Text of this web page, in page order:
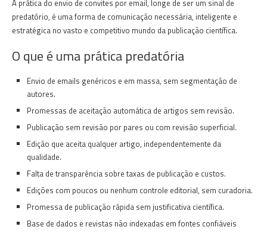
A prática do envio de convites por email, longe de ser um sinal de
predatório, é uma forma de comunicação necessária, inteligente e
estratégica no vasto e competitivo mundo da publicação científica.
O que é uma prática predatória
Envio de emails genéricos e em massa, sem segmentação de
autores.
Promessas de aceitação automática de artigos sem revisão.
Publicação sem revisão por pares ou com revisão superficial.
Edição que aceita qualquer artigo, independentemente da
qualidade.
Falta de transparência sobre taxas de publicação e custos.
Edições com poucos ou nenhum controle editorial, sem curadoria.
Promessa de publicação rápida sem justificativa científica.
Base de dados e revistas não indexadas em fontes confiáveis